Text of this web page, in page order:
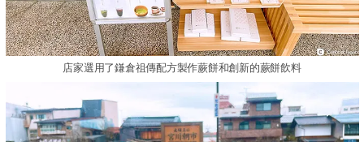
店家選用了鎌倉祖傳配方製作蕨餅和創新的蕨餅飲料